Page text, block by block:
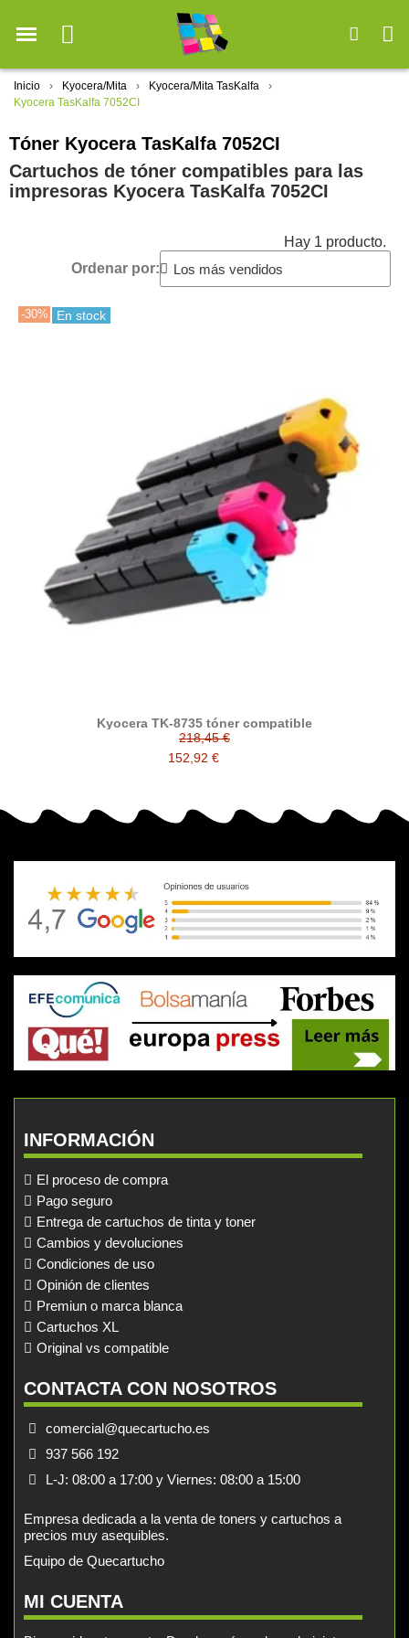
Inicio Kyocera/Mita
Kyocera/Mita TasKalfa
Kyocera TasKalfa 7052CI
Tóner Kyocera TasKalfa 7052CI
Cartuchos de tóner compatibles para las
impresoras Kyocera TasKalfa 7052CI
Hay 1 producto.
Ordenar por:
-30% En stock
Kyocera TK-8735 tóner compatible
218,45 €
152,92 €
INFORMACIÓN
El proceso de compra
Pago seguro
Entrega de cartuchos de tinta y toner
Cambios y devoluciones
Condiciones de uso
Opinión de clientes
Premiun o marca blanca
Cartuchos XL
Original vs compatible
CONTACTA CON NOSOTROS
comercial@quecartucho.es
937 566 192
L-J: 08:00 a 17:00 y Viernes: 08:00 a 15:00
Empresa dedicada a la venta de toners y cartuchos a
precios muy asequibles.
Equipo de Quecartucho
MI CUENTA